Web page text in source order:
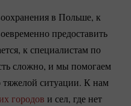
в Польше, к
предоставить
к специалистам по
сложно, и мы помогаем
тяжелой ситуации. К нам
городов и сел, где нет